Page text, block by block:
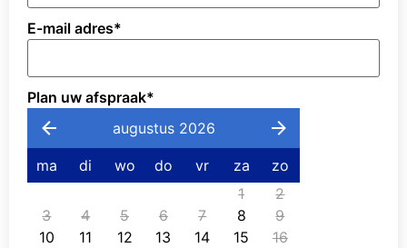
E-mail adres*
Plan uw afspraak*
augustus 2026
ma di wo do vr za
zo
1
2
3
4 5 6 7 8
9
10
11 12 13 14 15
16